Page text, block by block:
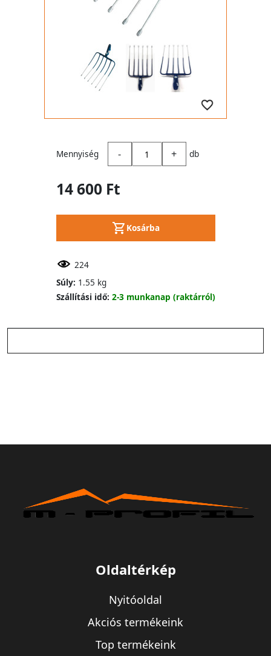
Mennyiség - + db
14 600 Ft
Kosárba
224
Súly: 1.55 kg
Szállítási idő: 2-3 munkanap (raktárról)
Oldaltérkép
Nyitóoldal
Akciós termékeink
Top termékeink